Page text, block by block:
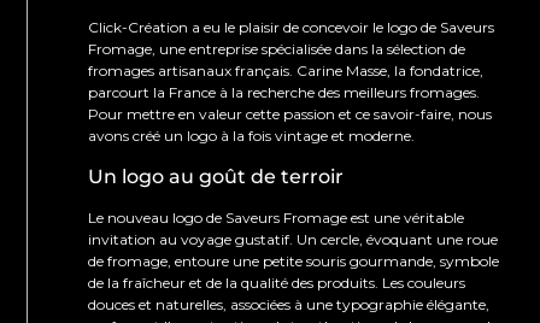
Click-Création a eu le plaisir de concevoir le logo de Saveurs
Fromage, une entreprise spécialisée dans la sélection de
fromages artisanaux français. Carine Masse, la fondatrice,
parcourt la France à la recherche des meilleurs fromages.
Pour mettre en valeur cette passion et ce savoir-faire, nous
avons créé un logo à la fois vintage et moderne.
Un logo au goût de terroir
Le nouveau logo de Saveurs Fromage est une véritable
invitation au voyage gustatif. Un cercle, évoquant une roue
de fromage, entoure une petite souris gourmande, symbole
de la fraîcheur et de la qualité des produits. Les couleurs
douces et naturelles, associées à une typographie élégante,